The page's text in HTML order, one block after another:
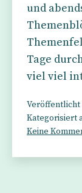
und
Tage
viel viel
Veröffentlicht
Kategorisiert
Keine